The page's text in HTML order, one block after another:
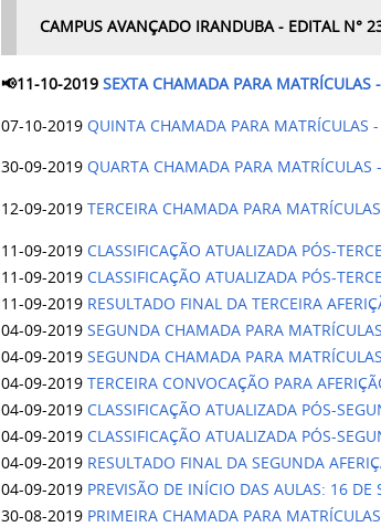
CAMPUS AVANÇADO IRANDUBA - EDITAL N°
📢11-10-2019 SEXTA CHAMADA PARA MATRÍCULAS
07-10-2019 QUINTA CHAMADA PARA MATRÍCULAS
30-09-2019 QUARTA CHAMADA PARA
12-09-2019 TERCEIRA CHAMADA PARA
11-09-2019 CLASSIFICAÇÃO ATUALIZADA PÓS-
11-09-2019 CLASSIFICAÇÃO ATUALIZADA PÓS-
11-09-2019 RESULTADO FINAL DA TERCEIRA
04-09-2019 SEGUNDA CHAMADA PARA
04-09-2019 SEGUNDA CHAMADA PARA
04-09-2019 TERCEIRA CONVOCAÇÃO PARA
04-09-2019 CLASSIFICAÇÃO ATUALIZADA PÓS-
04-09-2019 CLASSIFICAÇÃO ATUALIZADA PÓS-
04-09-2019 RESULTADO FINAL DA SEGUNDA
04-09-2019 PREVISÃO DE INÍCIO DAS AULAS: 16
30-08-2019 PRIMEIRA CHAMADA PARA